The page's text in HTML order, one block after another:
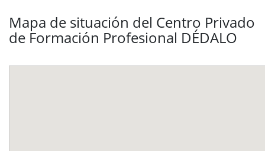
Mapa de situación del Centro Privado
de Formación Profesional DÉDALO